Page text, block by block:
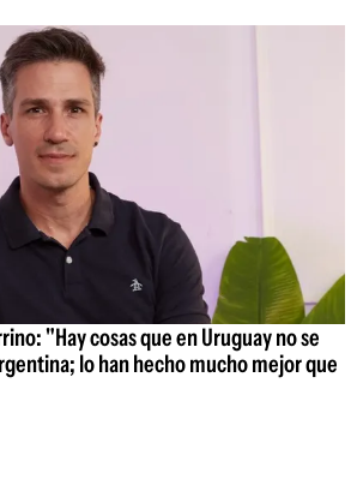
"Hay cosas que en Uruguay no se
lo han hecho mucho mejor que